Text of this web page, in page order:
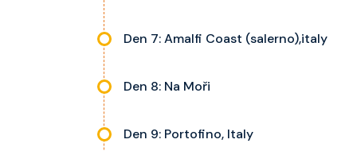
Den 7: Amalfi Coast (salerno),italy
Den 8: Na Moři
Den 9: Portofino, Italy